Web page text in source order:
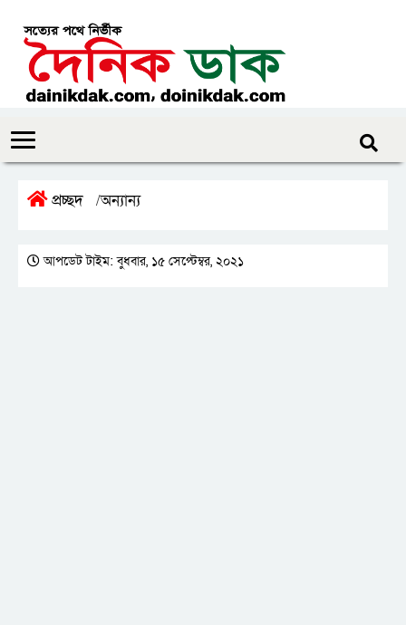
প্রচ্ছদ /অন্যান্য
আপডেট টাইম: বুধবার, ১৫ সেপ্টেম্বর, ২০২১